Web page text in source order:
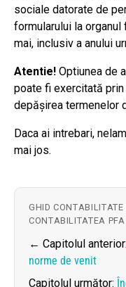
sociale datorate de
formularului la
mai, inclusiv a anului
Atentie! Optiunea de
poate fi exercitată
depășirea termenelor
Daca ai intrebari,
mai jos.
GHID CONTABILITATE
CONTABILITATEA
← Capitolul anterior:
norme de venit
Capitolul următor: